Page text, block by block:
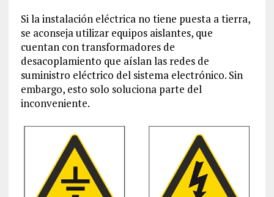
Si la instalación eléctrica no tiene puesta a tierra,
se aconseja utilizar equipos aislantes, que
cuentan con transformadores de
desacoplamiento que aíslan las redes de
suministro eléctrico del sistema electrónico. Sin
embargo, esto solo soluciona parte del
inconveniente.